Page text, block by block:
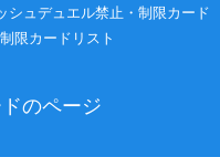
シュデュエル禁止・制限カード
限カードリスト
のページ